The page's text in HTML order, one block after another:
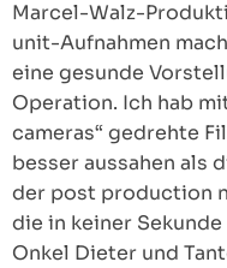
Marcel-Walz-
unit-Aufnahmen
eine gesunde
Operation. Ich hab
cameras“ gedrehte
besser aussahen als
der post production
die in keiner Sekunde
Onkel Dieter und